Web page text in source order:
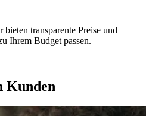
transparente Preise und
Ihrem Budget passen.
Kunden